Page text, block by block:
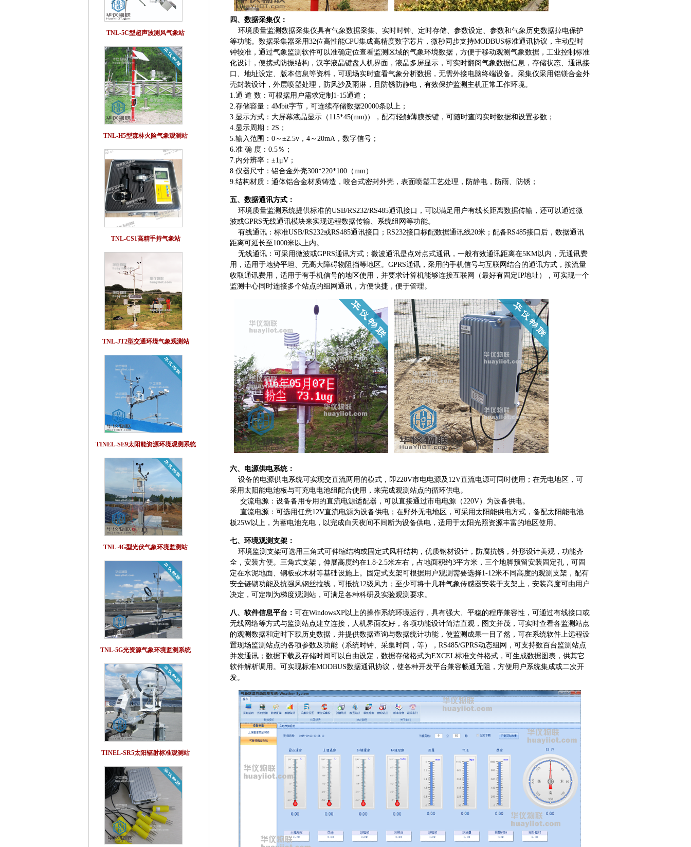
四、数据采集仪：
环境质量监测数据采集仪具有气象数据采集、实时时钟、定时存储、参数设定、参数和气象历史数据掉电保护
等功能。数据采集器采用32位高性能CPU集成高精度数字芯片，微秒同步支持MODBUS标准通讯协议，主动型时
钟较准，通过气象监测软件可以准确定位查看监测区域的气象环境数据，方便于移动观测气象数据，工业控制标准
化设计，便携式防振结构，汉字液晶键盘人机界面，液晶多屏显示，可实时翻阅气象数据信息，存储状态、通讯接
口、地址设定、版本信息等资料，可现场实时查看气象分析数据，无需外接电脑终端设备。采集仪采用铝镁合金外
壳封装设计，外层喷塑处理，防风沙及雨淋，且防锈防静电，有效保护监测主机正常工作环境。
1.通 道 数：可根据用户需求定制1-15通道；
2.存储容量：4Mbit字节，可连续存储数据20000条以上；
3.显示方式：大屏幕液晶显示（115*45(mm)），配有轻触薄膜按键，可随时查阅实时数据和设置参数；
4.显示周期：2S；
5.输入范围：0～±2.5v，4～20mA，数字信号；
6.准 确 度：0.5％；
7.内分辨率：±1μV；
8.仪器尺寸：铝合金外壳300*220*100（mm）
9.结构材质：通体铝合金材质铸造，咬合式密封外壳，表面喷塑工艺处理，防静电，防雨、防锈；
五、数据通讯方式：
环境质量监测系统提供标准的USB/RS232/RS485通讯接口，可以满足用户有线长距离数据传输，还可以通过微
波或GPRS无线通讯模块来实现远程数据传输、系统组网等功能。
有线通讯：标准USB/RS232或RS485通讯接口；RS232接口标配数据通讯线20米；配备RS485接口后，数据通讯
距离可延长至1000米以上内。
无线通讯：可采用微波或GPRS通讯方式；微波通讯是点对点式通讯，一般有效通讯距离在5KM以内，无通讯费
用，适用于地势平坦、无高大障碍物阻挡等地区。GPRS通讯，采用的手机信号与互联网结合的通讯方式，按流量
收取通讯费用，适用于有手机信号的地区使用，并要求计算机能够连接互联网（最好有固定IP地址），可实现一个
监测中心同时连接多个站点的组网通讯，方便快捷，便于管理。
六、电源供电系统：
设备的电源供电系统可实现交直流两用的模式，即220V市电电源及12V直流电源可同时使用；在无电地区，可
采用太阳能电池板与可充电电池组配合使用，来完成观测站点的循环供电。
交流电源：设备备用专用的直流电源适配器，可以直接通过市电电源（220V）为设备供电。
直流电源：可选用任意12V直流电源为设备供电；在野外无电地区，可采用太阳能供电方式，备配太阳能电池
板25W以上，为蓄电池充电，以完成白天夜间不间断为设备供电，适用于太阳光照资源丰富的地区使用。
七、 环境观测支架：
环境监测支架可选用三角式可伸缩结构或固定式风杆结构，优质钢材设计，防腐抗锈，外形设计美观，功能齐
全，安装方便。三角式支架，伸展高度约在1.8-2.5米左右，占地面积约3平方米，三个地脚预留安装固定孔，可固
定在水泥地面、钢板或木材等基础设施上。固定式支架可根据用户观测需要选择1-12米不同高度的观测支架，配有
安全链锁功能及抗强风钢丝拉线，可抵抗12级风力；至少可将十几种气象传感器安装于支架上，安装高度可由用户
决定，可定制为梯度观测站，可满足各种科研及实验观测要求。
八、软件信息平台： 可在WindowsXP以上的操作系统环境运行，具有强大、平稳的程序兼容性，可通过有线接口或
无线网络等方式与监测站点建立连接，人机界面友好，各项功能设计简洁直观，图文并茂，可实时查看各监测站点
的观测数据和定时下载历史数据，并提供数据查询与数据统计功能，使监测成果一目了然，可在系统软件上远程设
置现场监测站点的各项参数及功能（系统时钟、采集时间，等），RS485/GPRS动态组网，可支持数百台监测站点
并发通讯；数据下载及存储时间可以自由设定，数据存储格式为EXCEL标准文件格式，可生成数据图表，供其它
软件解析调用。可实现标准MODBUS数据通讯协议，使各种开发平台兼容畅通无阻，方便用户系统集成或二次开
发。
TNL-5C型超声波测风气象站
TNL-H5型森林火险气象观测站
TNL-CS1高精手持气象站
TNL-JT2型交通环境气象观测站
TINEL-SE9太阳能资源环境观测系统
TNL-4G型光伏气象环境监测站
TNL-5G光资源气象环境监测系统
TINEL-SR5太阳辐射标准观测站